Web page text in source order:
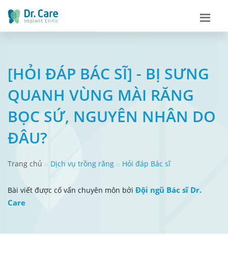
[HỎI ĐÁP BÁC SĨ] - BỊ SƯNG
QUANH VÙNG MÀI RĂNG
BỌC SỨ, NGUYÊN NHÂN DO
ĐÂU?
Trang chủ Dịch vụ trồng răng Hỏi đáp Bác sĩ
Bài viết được cố vấn chuyên môn bởi Đội ngũ Bác sĩ Dr.
Care